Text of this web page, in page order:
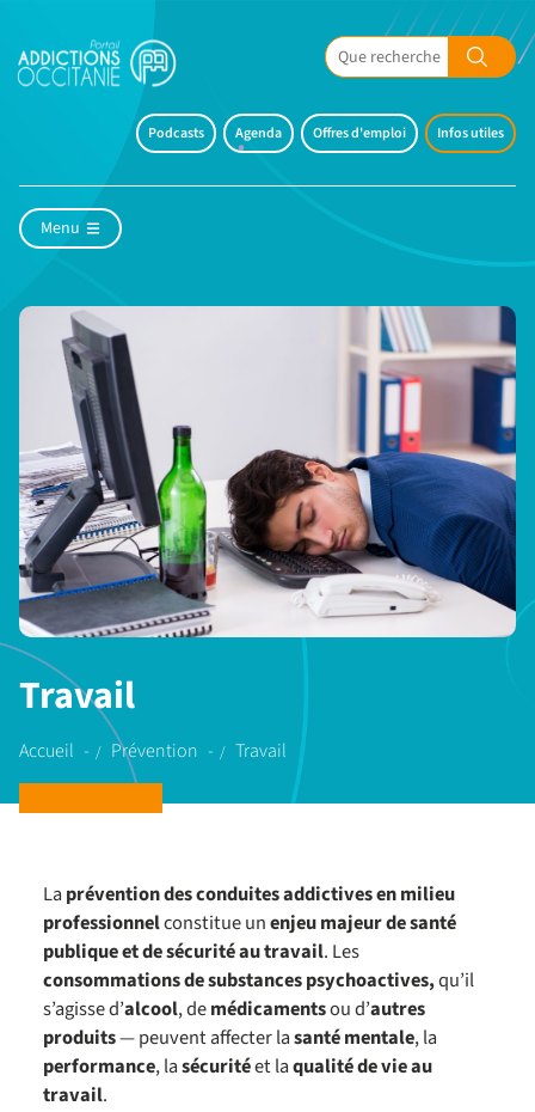
Podcasts Agenda Offres d'emploi Infos utiles
Menu
Travail
Accueil Prévention Travail
La prévention des conduites addictives en milieu
professionnelconstitue unenjeu majeur de santé
publique et de sécurité au travail. Les
consommations de substances psychoactives,qu’il
s’agisse d’alcool, demédicamentsou d’autres
produits— peuvent affecter lasanté mentale, la
performance, lasécuritéet laqualité de vie au
travail.